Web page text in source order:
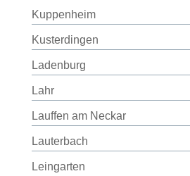
Kuppenheim
Kusterdingen
Ladenburg
Lahr
Lauffen am Neckar
Lauterbach
Leingarten